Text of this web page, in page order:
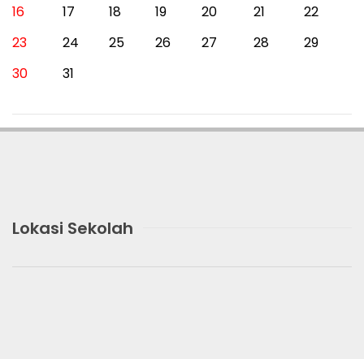
16
17 18 19 20 21
22
23
24 25 26 27 28
29
30
31
Lokasi Sekolah